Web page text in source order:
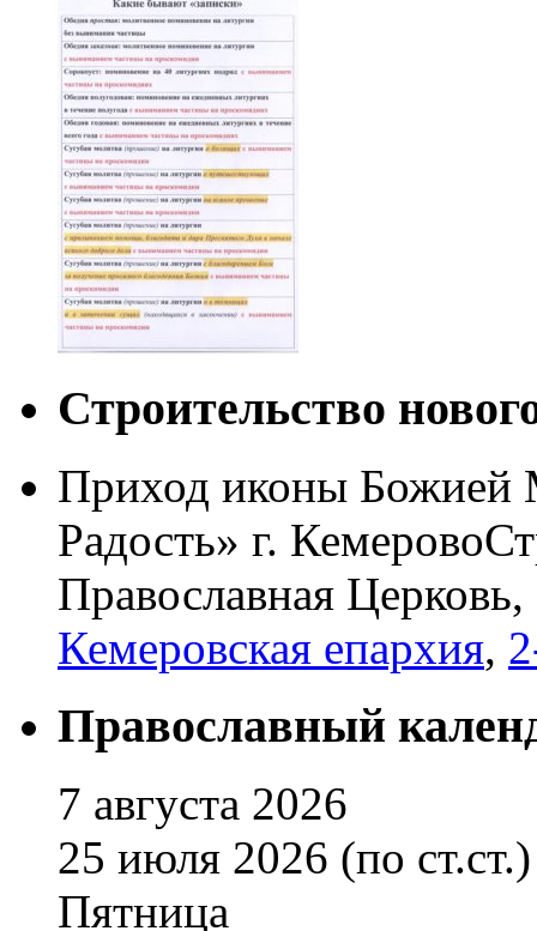
Строительство
Приход иконы Божией
Радость» г. Кемерово
Православная
Кемеровская епархия,
Православный
7 августа 2026
25 июля 2026 (по ст.ст.)
Пятница